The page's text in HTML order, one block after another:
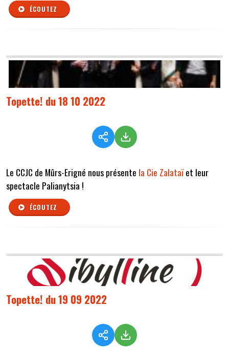
ÉCOUTEZ
Topette! du 18 10 2022
Le CCJC de Mûrs-Erigné nous présente la Cie Zalataïet leur
spectacle Palianytsia !
ÉCOUTEZ
Topette! du 19 09 2022